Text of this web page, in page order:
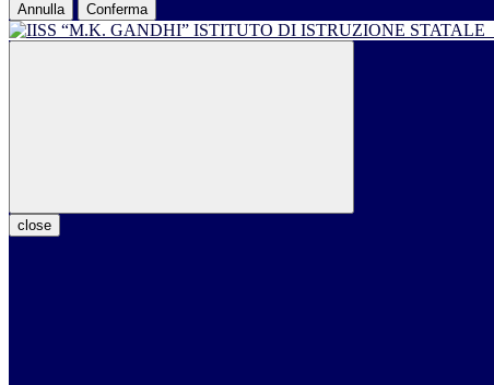
Annulla Conferma
ISTITUTO DI ISTRUZIONE STATALE
close